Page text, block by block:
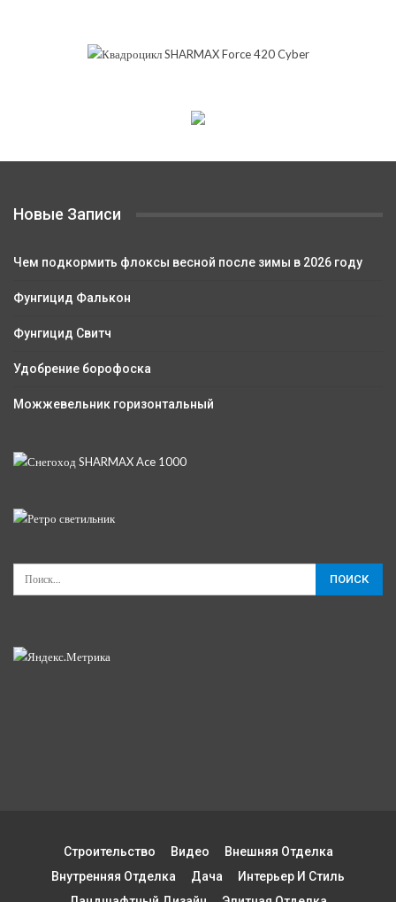
Новые Записи
Чем подкормить флоксы весной после зимы в 2026 году
Фунгицид Фалькон
Фунгицид Свитч
Удобрение борофоска
Можжевельник горизонтальный
Строительство Видео
Внешняя Отделка
Внутренняя Отделка
Дача
Интерьер И Стиль